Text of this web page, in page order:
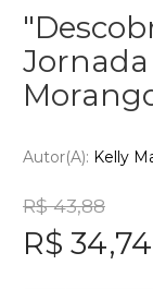
Jornada
Autor(a): Kelly
R$ 43,88
R$ 34,74